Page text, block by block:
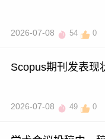
2026-07-08 54 0
Scopus期刊发表现
2026-07-08 49 0